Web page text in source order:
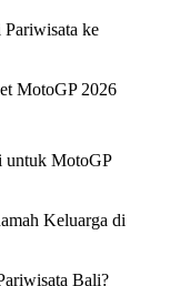
ke
MotoGP 2026
untuk MotoGP
Keluarga di
Bali?